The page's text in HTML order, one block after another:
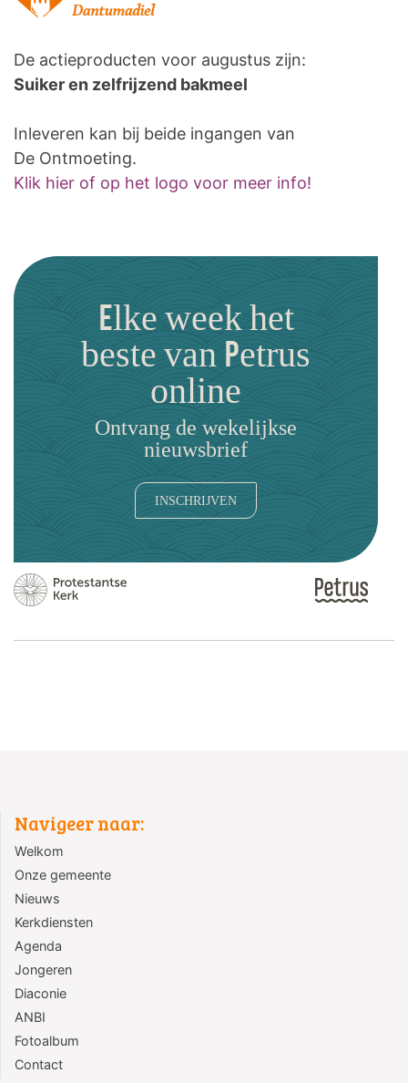
De actieproducten voor augustus zijn:
Suiker en zelfrijzend bakmeel
Inleveren kan bij beide ingangen van
De Ontmoeting.
Klik hier of op het logo voor meer info!
Elke week het
beste van Petrus
online
Ontvang de wekelijkse
nieuwsbrief
INSCHRIJVEN
Navigeer naar:
Welkom
Onze gemeente
Nieuws
Kerkdiensten
Agenda
Jongeren
Diaconie
ANBI
Fotoalbum
Contact